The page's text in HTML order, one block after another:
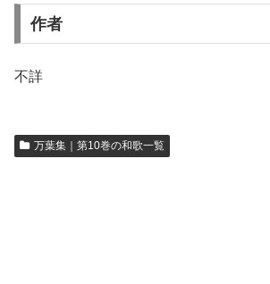
作者
不詳
万葉集｜第10巻の和歌一覧